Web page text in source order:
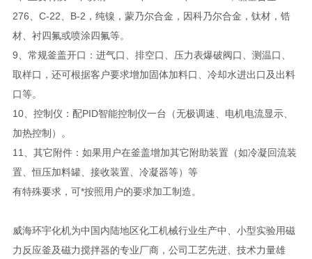
276、C-22、B-2，纯镍，蒙乃尔合金，因科乃尔合金，钛材，锆
材、衬四氟或喷涂四氟等。
9、常规釜盖开口：进气口、排空口、压力表爆破阀口、测温口、
取样口，还可根据客户要求增加固体加料口、冷却水进出口及出料
口等。
10、控制仪：配PID智能控制仪一台（无极调速、电机电流显示、
加热控制）。
11、其它附件：如果用户在釜盖增加其它附助装置（如冷凝回流装
置、恒压加料罐、接收装置、冷凝器等）等
有特殊要求，可*按照用户的要求加工制造。
威海环宇化机为中国内陆地区化工机械行业生产中、小型实验用磁
力反应釜及磁力搅拌器的专业厂商，公司工艺先进、技术力量雄